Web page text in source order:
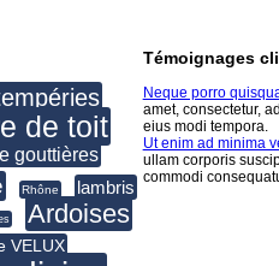
de toit
gouttières
Rhône lambris
Ardoises
VELUX
Témoignages
Neque porro
amet, consectetur,
eius modi tempora.
Ut enim ad minima
ullam corporis
commodi